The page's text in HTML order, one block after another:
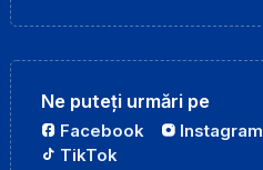
Ne puteți urmări pe
Facebook Instagram
TikTok